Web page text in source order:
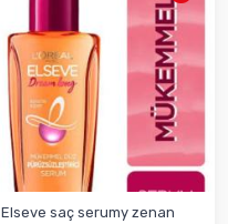
Elseve saç serumy zenan